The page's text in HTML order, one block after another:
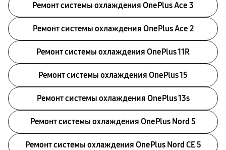
Ремонт системы охлаждения OnePlus Ace 3
Ремонт системы охлаждения OnePlus Ace 2
Ремонт системы охлаждения OnePlus 11R
Ремонт системы охлаждения OnePlus 15
Ремонт системы охлаждения OnePlus 13s
Ремонт системы охлаждения OnePlus Nord 5
Ремонт системы охлаждения OnePlus Nord CE 5